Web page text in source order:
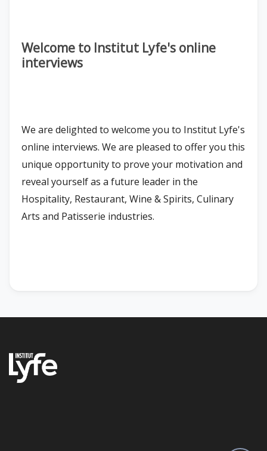
Welcome to Institut Lyfe's online
interviews
We are delighted to welcome you to Institut Lyfe's
online interviews. We are pleased to offer you this
unique opportunity to prove your motivation and
reveal yourself as a future leader in the
Hospitality, Restaurant, Wine & Spirits, Culinary
Arts and Patisserie industries.